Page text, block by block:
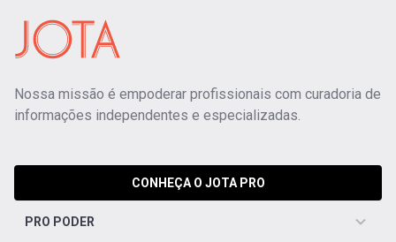
Nossa missão é empoderar profissionais com curadoria de
informações independentes e especializadas.
CONHEÇA O JOTA PRO
PRO PODER